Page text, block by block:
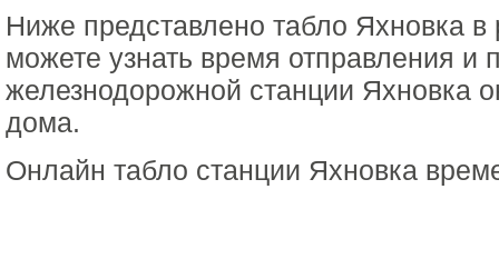
Ниже представлено табло Яхновка
можете узнать время отправления и
железнодорожной станции Яхновка
дома.
Онлайн табло станции Яхновка